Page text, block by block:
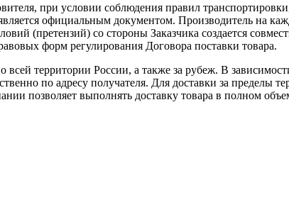
при условии соблюдения правил
официальным документом. Производитель на
(претензий) со стороны Заказчика создается
форм регулирования Договора поставки товара.
территории России, а также за рубеж. В
по адресу получателя. Для доставки за пределы
позволяет выполнять доставку товара в полном